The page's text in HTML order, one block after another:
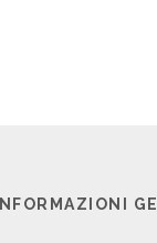
INFORMAZIONI